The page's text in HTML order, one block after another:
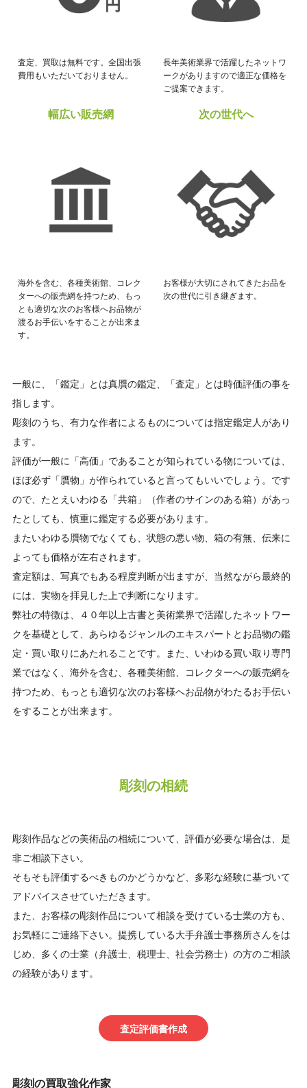
査定、買取は無料です。全国出張
費用もいただいておりません。
長年美術業界で活躍したネットワ
ークがありますので適正な価格を
ご提案できます。
幅広い販売網
海外を含む、各種美術館、コレク
ターへの販売網を持つため、もっ
とも適切な次のお客様へお品物が
渡るお手伝いをすることが出来ま
す。
次の世代へ
お客様が大切にされてきたお品を
次の世代に引き継ぎます。
一般に、「鑑定」とは真贋の鑑定、「査定」とは時価評価の事を
指します。
彫刻のうち、有力な作者によるものについては指定鑑定人があり
ます。
評価が一般に「高価」であることが知られている物については、
ほぼ必ず「贋物」が作られていると言ってもいいでしょう。です
ので、たとえいわゆる「共箱」（作者のサインのある箱）があっ
たとしても、慎重に鑑定する必要があります。
またいわゆる贋物でなくても、状態の悪い物、箱の有無、伝来に
よっても価格が左右されます。
査定額は、写真でもある程度判断が出ますが、当然ながら最終的
には、実物を拝見した上で判断になります。
弊社の特徴は、４０年以上古書と美術業界で活躍したネットワー
クを基礎として、あらゆるジャンルのエキスパートとお品物の鑑
定・買い取りにあたれることです。また、いわゆる買い取り専門
業ではなく、海外を含む、各種美術館、コレクターへの販売網を
持つため、もっとも適切な次のお客様へお品物がわたるお手伝い
をすることが出来ます。
彫刻の相続
彫刻作品などの美術品の相続について、評価が必要な場合は、是
非ご相談下さい。
そもそも評価するべきものかどうかなど、多彩な経験に基づいて
アドバイスさせていただきます。
また、お客様の彫刻作品について相談を受けている士業の方も、
お気軽にご連絡下さい。提携している大手弁護士事務所さんをは
じめ、多くの士業（弁護士、税理士、社会労務士）の方のご相談
の経験があります。
査定評価書作成
彫刻の買取強化作家